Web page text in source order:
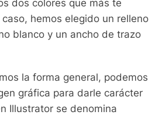
dos colores que más te
hemos elegido un relleno
blanco y un ancho de trazo
la forma general, podemos
gráfica para darle carácter
Illustrator se denomina